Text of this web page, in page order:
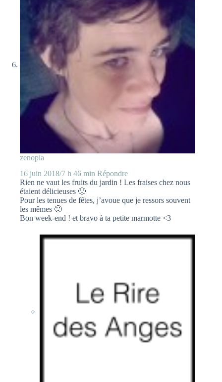
zenopia
16 juin 2018/7 h 46 min Répondre
Rien ne vaut les fruits du jardin ! Les fraises chez nous
étaient délicieuses 🙂
Pour les tenues de fêtes, j’avoue que je ressors souvent
les mêmes 🙂
Bon week-end ! et bravo à ta petite marmotte <3